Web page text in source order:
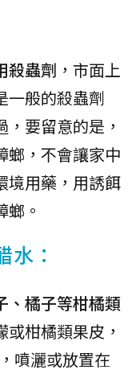
殺蟲劑 ，市面上
一般的殺蟲劑
要留意的是，
螂，不會讓家中
境用藥，用誘餌
。
水：
、橘子等柑橘類
或柑橘類果皮，
噴灑或放置在